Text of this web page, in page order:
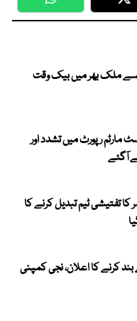
WhatsApp
کا 16 اگست سے ملک بھر میں بیک وقت
رپورٹ میں تشدد اور
آگئے
تفتیشی ٹیم تبدیل کرنے کا
اگست سے بند کرنے کا اعلان، نجی کمپنی